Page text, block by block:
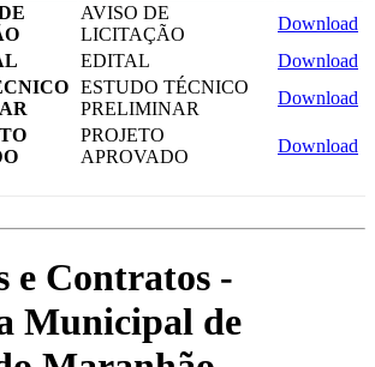
AVISO DE
LICITAÇÃO
Download
EDITAL
Download
ESTUDO TÉCNICO
PRELIMINAR
Download
PROJETO
APROVADO
Download
e Contratos -
Municipal de